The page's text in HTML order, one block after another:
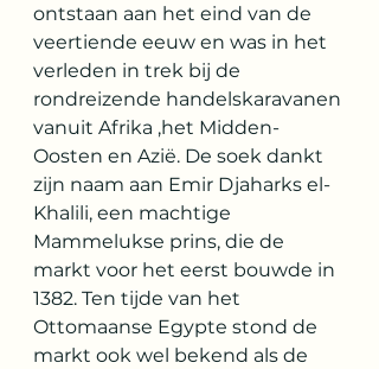
ontstaan aan het eind van de
veertiende eeuw en was in het
verleden in trek bij de
rondreizende handelskaravanen
vanuit Afrika ,het Midden-
Oosten en Azië. De soek dankt
zijn naam aan Emir Djaharks el-
Khalili, een machtige
Mammelukse prins, die de
markt voor het eerst bouwde in
1382. Ten tijde van het
Ottomaanse Egypte stond de
markt ook wel bekend als de